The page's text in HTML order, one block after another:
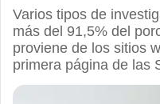
Varios tipos de
más del 91,5% del
proviene de los sitios
primera página de las